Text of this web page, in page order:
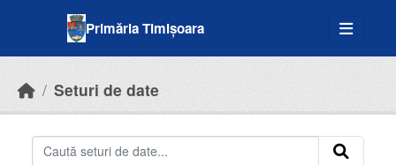
Primăria Timișoara
Seturi de date